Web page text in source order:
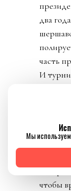
два
часть
И
чтобы
Мы